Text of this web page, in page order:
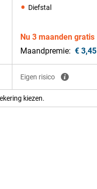
Diefstal
Nu 3 maanden gratis
Maandpremie: € 3,45
Eigen risico
kiezen.